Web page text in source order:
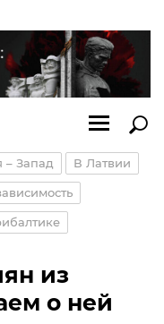
– Запад В Латвии
из
о ней